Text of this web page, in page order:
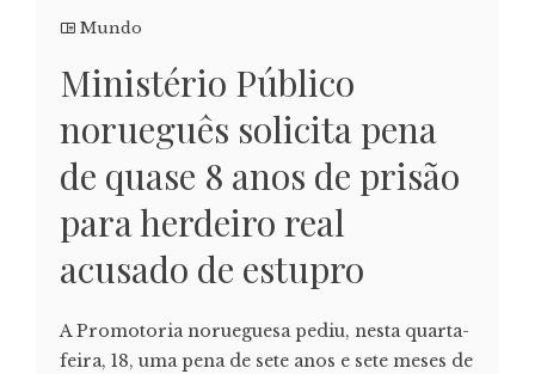
Mundo
Ministério Público
norueguês solicita pena
de quase 8 anos de prisão
para herdeiro real
acusado de estupro
A Promotoria norueguesa pediu, nesta quarta-
feira, 18, uma pena de sete anos e sete meses de